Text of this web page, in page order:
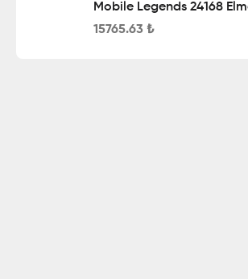
Mobile Legends 24168
15765.63 ₺